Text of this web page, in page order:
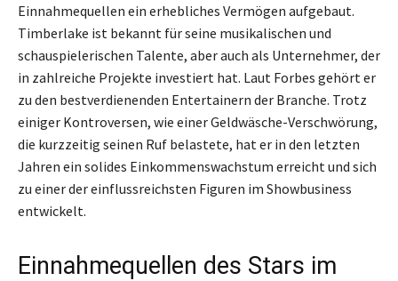
Einnahmequellen ein erhebliches Vermögen aufgebaut.
Timberlake ist bekannt für seine musikalischen und
schauspielerischen Talente, aber auch als Unternehmer, der
in zahlreiche Projekte investiert hat. Laut Forbes gehört er
zu den bestverdienenden Entertainern der Branche. Trotz
einiger Kontroversen, wie einer Geldwäsche-Verschwörung,
die kurzzeitig seinen Ruf belastete, hat er in den letzten
Jahren ein solides Einkommenswachstum erreicht und sich
zu einer der einflussreichsten Figuren im Showbusiness
entwickelt.
Einnahmequellen des Stars im